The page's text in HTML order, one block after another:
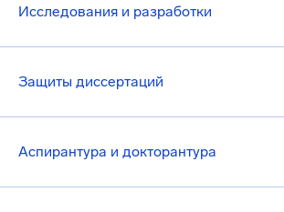
Исследования и разработки
Защиты диссертаций
Аспирантура и докторантура